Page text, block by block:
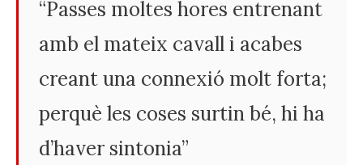
“Passes moltes hores entrenant
amb el mateix cavall i acabes
creant una connexió molt forta;
perquè les coses surtin bé, hi ha
d’haver sintonia”